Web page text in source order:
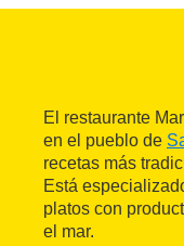
El restaurante
en el pueblo de
recetas más
Está
platos con
el mar.